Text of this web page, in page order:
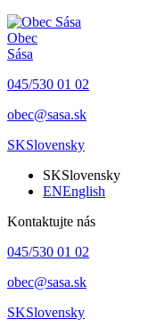
Obec
Sása
045/530 01 02
obec@sasa.sk
SKSlovensky
SKSlovensky
ENEnglish
Kontaktujte nás
045/530 01 02
obec@sasa.sk
SKSlovensky